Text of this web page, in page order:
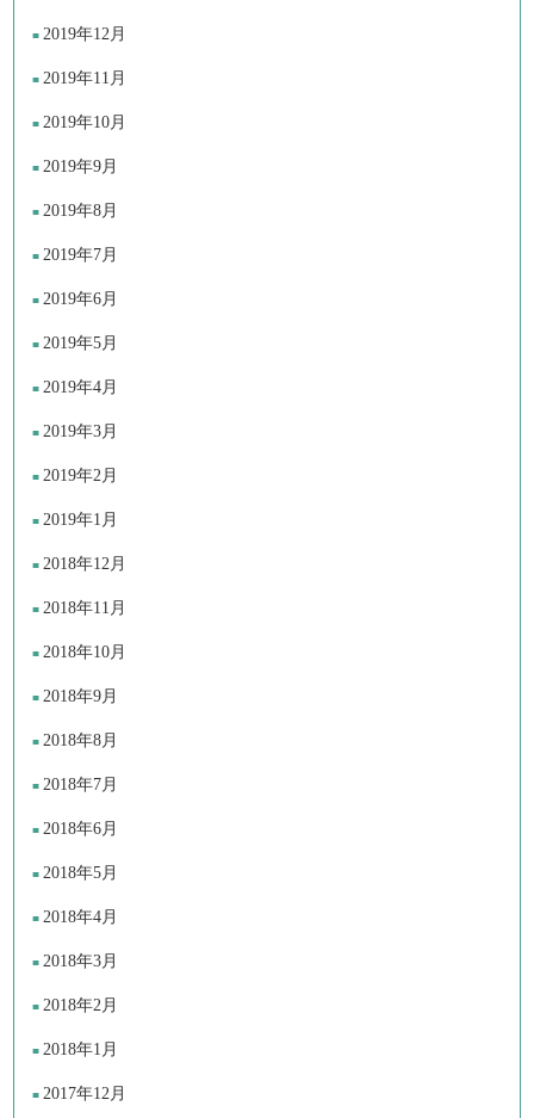
2019年12月
2019年11月
2019年10月
2019年9月
2019年8月
2019年7月
2019年6月
2019年5月
2019年4月
2019年3月
2019年2月
2019年1月
2018年12月
2018年11月
2018年10月
2018年9月
2018年8月
2018年7月
2018年6月
2018年5月
2018年4月
2018年3月
2018年2月
2018年1月
2017年12月